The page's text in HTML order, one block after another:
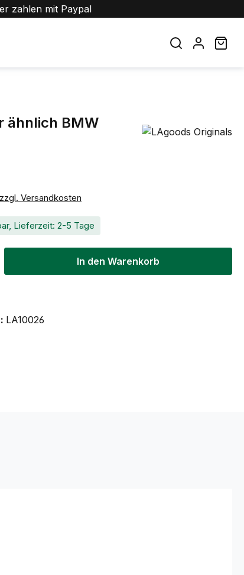
zahlen mit Paypal
ähnlich BMW
Versandkosten
Lieferzeit: 2-5 Tage
Gib den gewünschten Wert
In den Warenkorb
LA10026